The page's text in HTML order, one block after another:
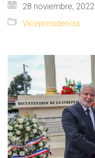
28 noviembre, 2022
Vicepresidencia